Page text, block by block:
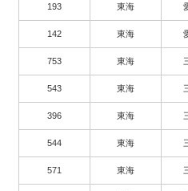
193 東海
142 東海
753 東海
543 東海
396 東海
544 東海
571 東海